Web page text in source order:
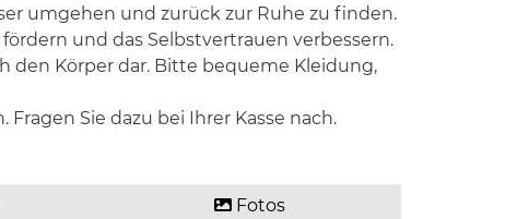
umgehen und zurück zur Ruhe zu finden.
und das Selbstvertrauen verbessern.
den Körper dar. Bitte bequeme Kleidung,
Sie dazu bei Ihrer Kasse nach.
Fotos